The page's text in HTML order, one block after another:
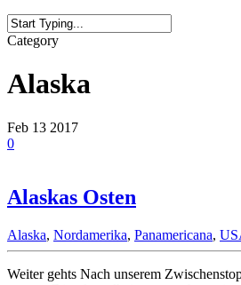
Category
Alaska
Feb 13 2017
0
Alaskas Osten
Alaska, Nordamerika, Panamericana,
Weiter gehts Nach unserem